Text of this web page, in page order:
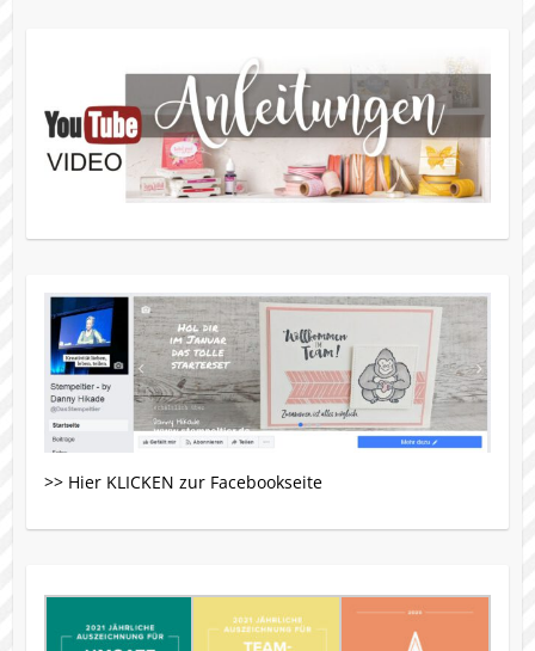
>> Hier KLICKEN zur Facebookseite